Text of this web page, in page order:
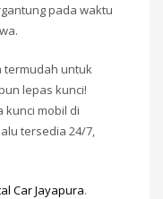
pada waktu
termudah untuk
lepas kunci!
kunci mobil di
tersedia 24/7,
Car Jayapura.